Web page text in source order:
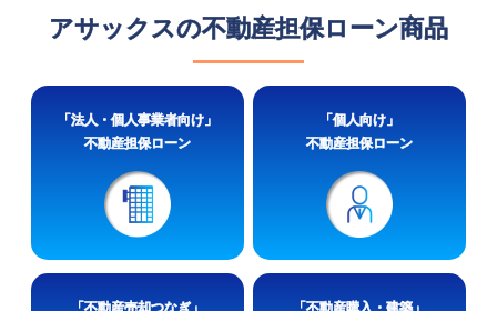
アサックスの不動産担保ローン商品
「法人・個人事業者向け」
不動産担保ローン
「個人向け」
不動産担保ローン
「不動産売却つなぎ」
「不動産購入・建築」